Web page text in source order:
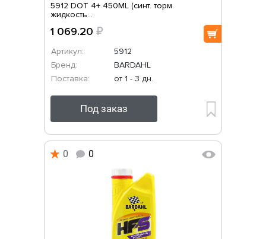
5912 DOT 4+ 450ML (синт. торм.
жидкость...
1 069.20 ₽
Артикул:
5912
Бренд:
BARDAHL
Поставка:
от 1 - 3 дн.
Под заказ
0 0